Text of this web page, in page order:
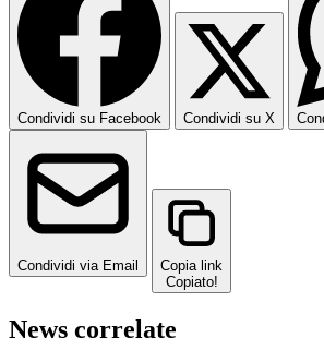
Condividi su Facebook Condividi su X
Condividi via Email
Copia link
Copiato!
News correlate